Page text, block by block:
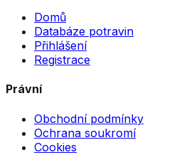
Domů
Databáze potravin
Přihlášení
Registrace
Právní
Obchodní podmínky
Ochrana soukromí
Cookies